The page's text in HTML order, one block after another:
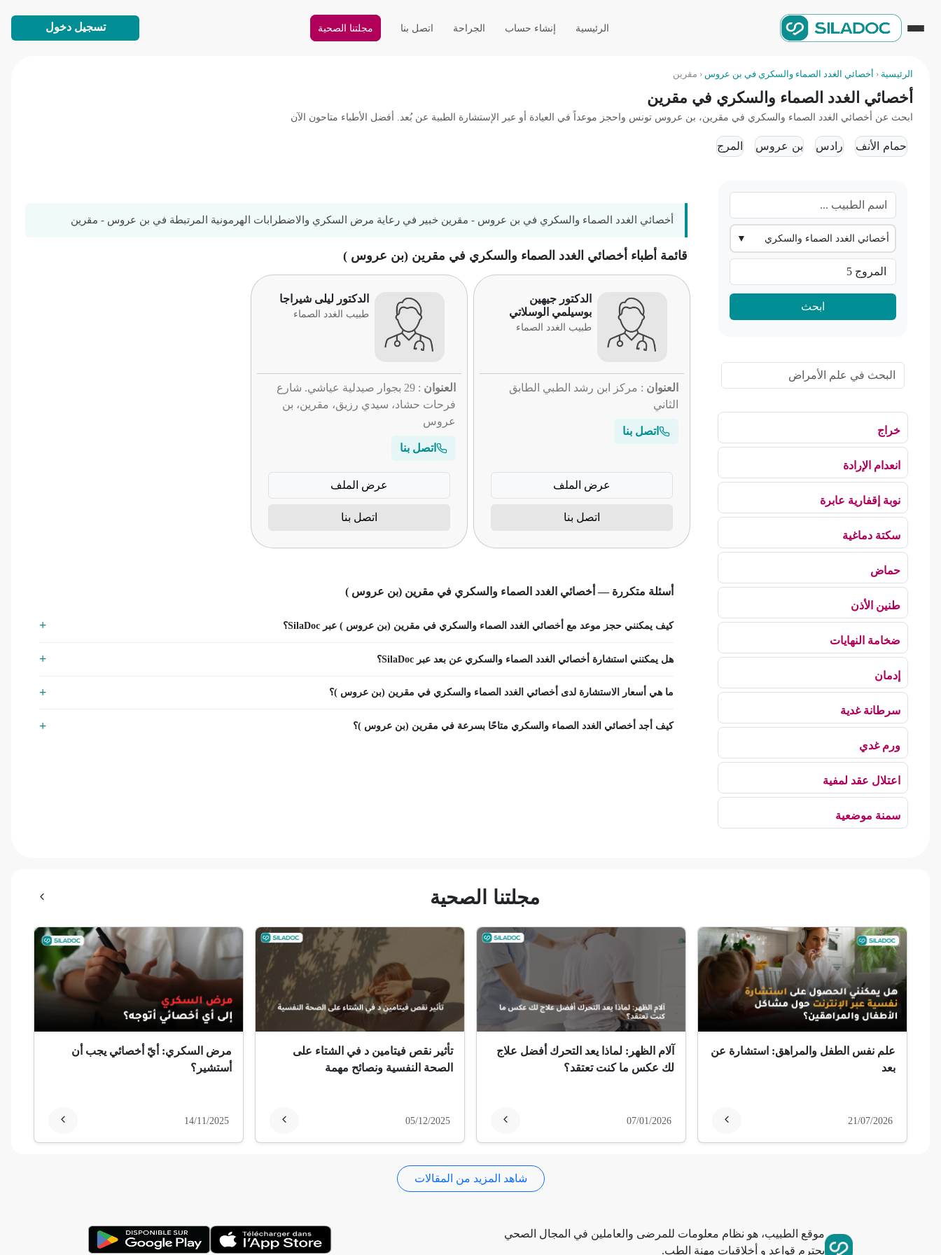
الرئيسية إنشاء حساب الجراحة اتصل بنا مجلتنا الصحية تسجيل دخول
الرئيسية ‹ أخصائي الغدد الصماء والسكري في بن عروس ‹ مقرين
أخصائي الغدد الصماء والسكري في مقرين
ابحث عن أخصائي الغدد الصماء والسكري في مقرين، بن عروس تونس واحجز موعداً في العيادة أو عبر الإستشارة الطبية عن بُعد. أفضل الأطباء متاحون الآن
حمام الأنف رادس بن عروس المرج
أخصائي الغدد الصماء والسكري ▼
ابحث
خراج
انعدام الإرادة
نوبة إقفارية عابرة
سكتة دماغية
حماض
طنين الأذن
ضخامة النهايات
إدمان
سرطانة غدية
ورم غدي
اعتلال عقد لمفية
سمنة موضعية
ضمور الألم
ضمور عصبي ألمي
ثعلبة
استسقاء عام
أخصائي الغدد الصماء والسكري في بن عروس - مقرين خبير في رعاية مرض السكري والاضطرابات الهرمونية المرتبطة في بن عروس - مقرين
قائمة أطباء أخصائي الغدد الصماء والسكري في مقرين (بن عروس )
الدكتور جيهين
بوسيلمي الوسلاتي
طبيب الغدد الصماء
العنوان : مركز ابن رشد الطبي الطابق
الثاني
اتصل بنا
عرض الملف
اتصل بنا
الدكتور ليلى شيراجا
طبيب الغدد الصماء
العنوان
: 29 بجوار صيدلية عياشي. شارع
فرحات حشاد، سيدي رزيق، مقرين، بن
عروس
اتصل بنا
عرض الملف
اتصل بنا
أسئلة متكررة — أخصائي الغدد الصماء والسكري في مقرين (بن عروس )
كيف يمكنني حجز موعد مع أخصائي الغدد الصماء والسكري في مقرين (بن عروس ) عبر SilaDoc؟
هل يمكنني استشارة أخصائي الغدد الصماء والسكري عن بعد عبر SilaDoc؟
ما هي أسعار الاستشارة لدى أخصائي الغدد الصماء والسكري في مقرين (بن عروس )؟
كيف أجد أخصائي الغدد الصماء والسكري متاحًا بسرعة في مقرين (بن عروس )؟
مجلتنا الصحية
علم نفس الطفل والمراهق: استشارة عن
بعد
21/07/2026
آلام الظهر: لماذا يعد التحرك أفضل علاج
لك عكس ما كنت تعتقد؟
07/01/2026
تأثير نقص فيتامين د في الشتاء على
الصحة النفسية ونصائح مهمة
05/12/2025
مرض السكري: أيّ أخصائي يجب أن
أستشير؟
14/11/2025
شاهد المزيد من المقالات
موقع الطبيب، هو نظام معلومات للمرضى والعاملين في المجال الصحي
يحترم قواعد و أخلاقيات مهنة الطب.